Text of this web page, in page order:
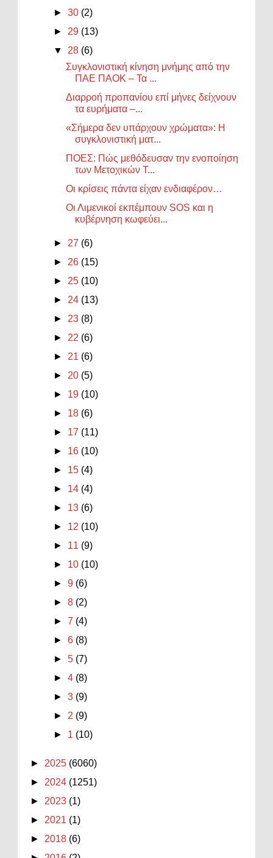
►30 (2)
►29 (13)
▼28 (6)
Συγκλονιστική κίνηση μνήμης από την
ΠΑΕ ΠΑΟΚ – Τα ...
Διαρροή προπανίου επί μήνες δείχνουν
τα ευρήματα –...
«Σήμερα δεν υπάρχουν χρώματα»: Η
συγκλονιστική ματ...
ΠΟΕΣ: Πώς μεθόδευσαν την ενοποίηση
των Μετοχικών Τ...
Οι κρίσεις πάντα είχαν ενδιαφέρον…
Οι Λιμενικοί εκπέμπουν SOS και η
κυβέρνηση κωφεύει...
►27 (6)
►26 (15)
►25 (10)
►24 (13)
►23 (8)
►22 (6)
►21 (6)
►20 (5)
► 19 (10)
► 18 (6)
► 17 (11)
► 16 (10)
► 15 (4)
► 14 (4)
► 13 (6)
► 12 (10)
► 11 (9)
► 10 (10)
►9 (6)
►8 (2)
►7 (4)
►6 (8)
►5 (7)
►4 (8)
►3 (9)
►2 (9)
► 1 (10)
► 2025 (6060)
► 2024 (1251)
► 2023 (1)
► 2021 (1)
► 2018 (6)